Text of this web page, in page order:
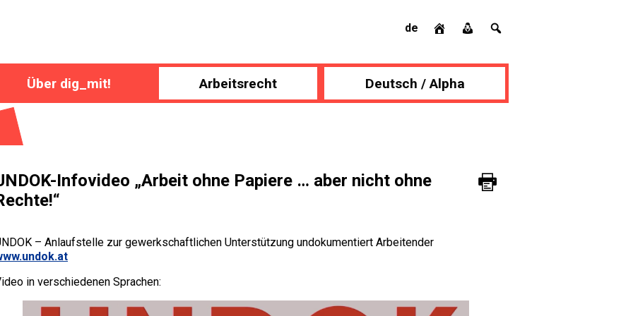
de
Über dig_mit! Arbeitsrecht Deutsch / Alpha
Infovideo „Arbeit ohne Papiere … aber nicht ohne
– Anlaufstelle zur gewerkschaftlichen Unterstützung undokumentiert Arbeitender
in verschiedenen Sprachen: